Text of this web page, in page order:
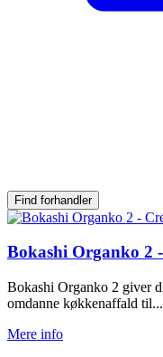
Find forhandler
Bokashi Organko 2
Bokashi Organko 2 giver
omdanne køkkenaffald til...
Mere info